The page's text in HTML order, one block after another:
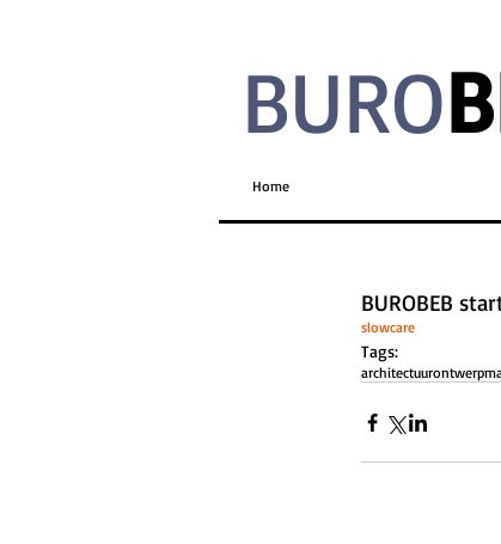
BURO
Home
BUROBEB
slowcare
Tags:
architectuurontwerp